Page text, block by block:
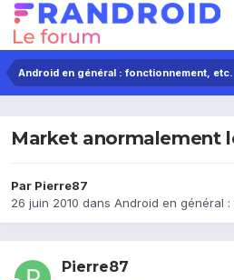
Android en général : fonctionnement, etc.
Market anormalement
Par Pierre87
26 juin 2010 dans Android en général
Pierre87